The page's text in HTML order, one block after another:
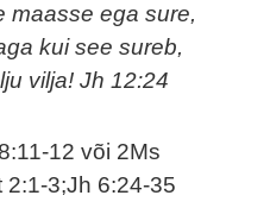
maasse ega sure,
kui see sureb,
vilja! Jh 12:24
12 või 2Ms
2:1-3;Jh 6:24-35